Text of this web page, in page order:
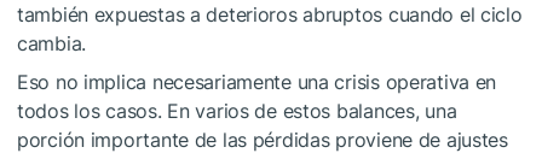
también expuestas a deterioros abruptos cuando el ciclo
cambia.
Eso no implica necesariamente una crisis operativa en
todos los casos. En varios de estos balances, una
porción importante de las pérdidas proviene de ajustes